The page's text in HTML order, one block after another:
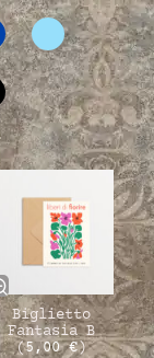
Biglietto
Fantasia B
(5,00€)